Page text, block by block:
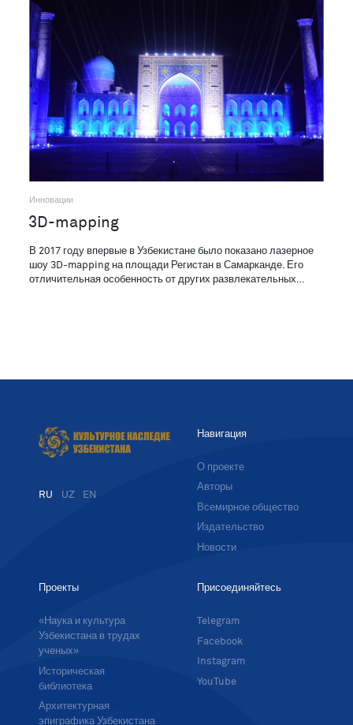
Инновации
3D-mapping
В 2017 году впервые в Узбекистане было показано лазерное
шоу 3D-mapping на площади Регистан в Самарканде. Его
отличительная особенность от других развлекательных…
RU UZ EN
Навигация
О проекте
Авторы
Всемирное общество
Издательство
Новости
Проекты
«Наука и культура
Узбекистана в трудах
ученых»
Историческая
библиотека
Архитектурная
эпиграфика Узбекистана
Присоединяйтесь
Telegram
Facebook
Instagram
YouTube